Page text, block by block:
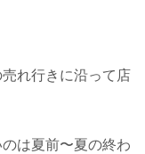
れ行きに沿って店
は夏前〜夏の終わ